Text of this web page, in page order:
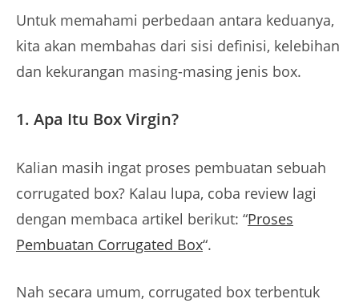
Untuk memahami perbedaan antara keduanya,
kita akan membahas dari sisi definisi, kelebihan
dan kekurangan masing-masing jenis box.
1. Apa Itu Box Virgin?
Kalian masih ingat proses pembuatan sebuah
corrugated box? Kalau lupa, coba review lagi
dengan membaca artikel berikut: “Proses
Pembuatan Corrugated Box“.
Nah secara umum, corrugated box terbentuk